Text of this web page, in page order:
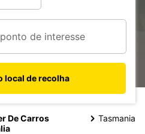
local de recolha
De Carros
Tasmania